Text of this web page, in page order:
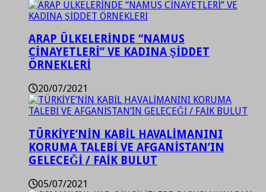
ARAP ÜLKELERİNDE “NAMUS
CİNAYETLERİ” VE KADINA ŞİDDET
ÖRNEKLERİ
20/07/2021
TÜRKİYE’NİN KABİL HAVALİMANINI
KORUMA TALEBİ VE AFGANİSTAN’IN
GELECEĞİ / FAİK BULUT
05/07/2021